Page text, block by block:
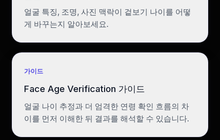
얼굴 특징, 조명, 사진 맥락이 겉보기 나이를 어떻
게 바꾸는지 알아보세요.
가이드
Face Age Verification 가이드
얼굴 나이 추정과 더 엄격한 연령 확인 흐름의 차
이를 먼저 이해한 뒤 결과를 해석할 수 있습니다.